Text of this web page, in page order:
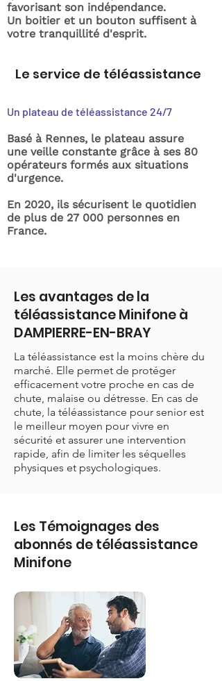
favorisant son indépendance.
Un boitier et un bouton suffisent à
votre tranquillité d'esprit.
Le service de téléassistance
Un plateau de téléassistance 24/7
Basé à Rennes, le plateau assure
une veille constante grâce à ses 80
opérateurs formés aux situations
d'urgence.
En 2020, ils sécurisent le quotidien
de plus de 27 000 personnes en
France.
Les avantages de la
téléassistance Minifone à
DAMPIERRE-EN-BRAY
La téléassistance est la moins chère du
marché. Elle permet de protéger
efficacement votre proche en cas de
chute, malaise ou détresse. En cas de
chute, la téléassistance pour senior est
le meilleur moyen pour vivre en
sécurité et assurer une intervention
rapide, afin de limiter les séquelles
physiques et psychologiques.
Les Témoignages des
abonnés de téléassistance
Minifone